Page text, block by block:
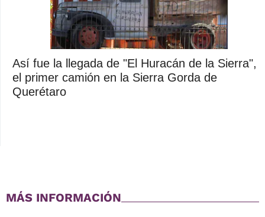
Así fue la llegada de "El Huracán de la Sierra",
el primer camión en la Sierra Gorda de
Querétaro
MÁS INFORMACIÓN